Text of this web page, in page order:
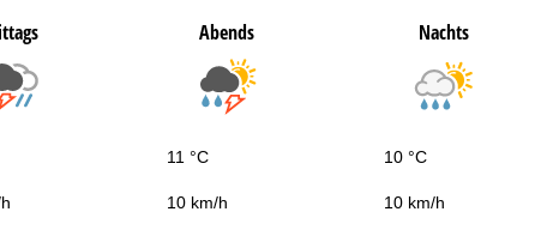
Abends Nachts
11 °C 10 °C
10 km/h 10 km/h